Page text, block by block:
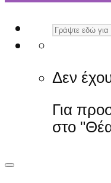
Δεν
Για
στο